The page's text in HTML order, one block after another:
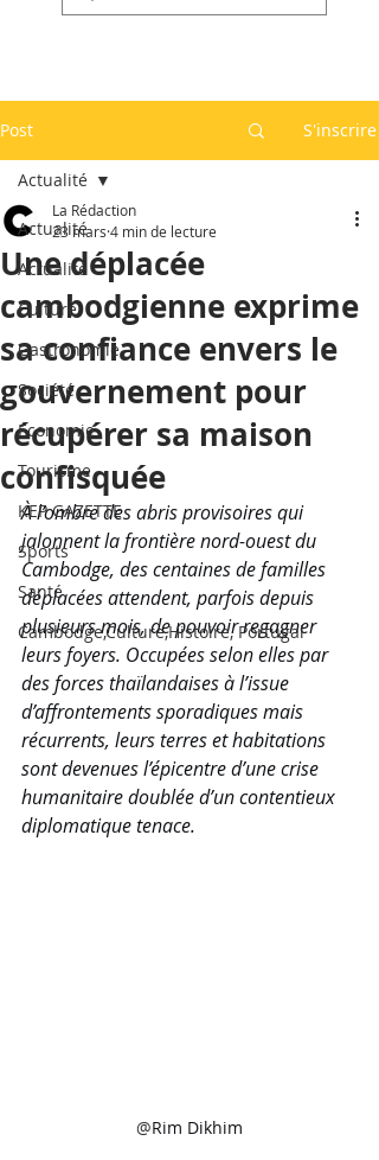
Post S'inscrire
Actualité
Actualité
Culture
Gastronomie
Société
Economie
Tourisme
KEP GAZETTE
Sports
Santé
Cambodge,Culture,Histoire, Portugal
Actualité
Une déplacée
cambodgienne exprime
sa confiance envers le
gouvernement pour
récupérer sa maison
confisquée
La Rédaction
23 mars 4 min de lecture
À l’ombre des abris provisoires qui
jalonnent la frontière nord-ouest du
Cambodge, des centaines de familles
déplacées attendent, parfois depuis
plusieurs mois, de pouvoir regagner
leurs foyers. Occupées selon elles par
des forces thaïlandaises à l’issue
d’affrontements sporadiques mais
récurrents, leurs terres et habitations
sont devenues l’épicentre d’une crise
humanitaire doublée d’un contentieux
diplomatique tenace.
@Rim Dikhim